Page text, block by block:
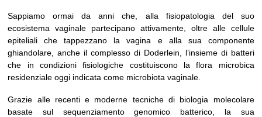
Sappiamo ormai da anni che, alla fisiopatologia del suo
ecosistema vaginale partecipano attivamente, oltre alle cellule
epiteliali che tappezzano la vagina e alla sua componente
ghiandolare, anche il complesso di Doderlein, l’insieme di batteri
che in condizioni fisiologiche costituiscono la flora microbica
residenziale oggi indicata come microbiota vaginale.
Grazie alle recenti e moderne tecniche di biologia molecolare
basate sul sequenziamento genomico batterico, la sua